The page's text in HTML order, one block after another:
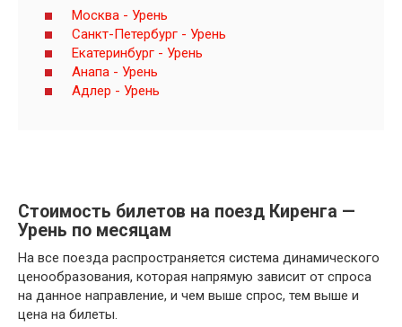
Москва - Урень
Санкт-Петербург - Урень
Екатеринбург - Урень
Анапа - Урень
Адлер - Урень
Стоимость билетов на поезд Киренга —
Урень по месяцам
На все поезда распространяется система динамического
ценообразования, которая напрямую зависит от спроса
на данное направление, и чем выше спрос, тем выше и
цена на билеты.